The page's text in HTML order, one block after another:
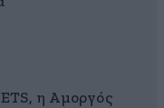
η Αμοργός